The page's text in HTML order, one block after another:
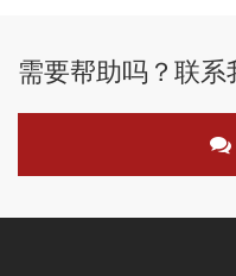
需要帮助吗？联